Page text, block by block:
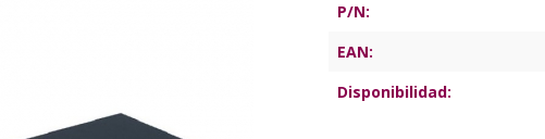
P/N:
EAN:
Disponibilidad: